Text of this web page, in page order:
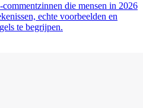
die mensen in 2026
echte voorbeelden en
te begrijpen.